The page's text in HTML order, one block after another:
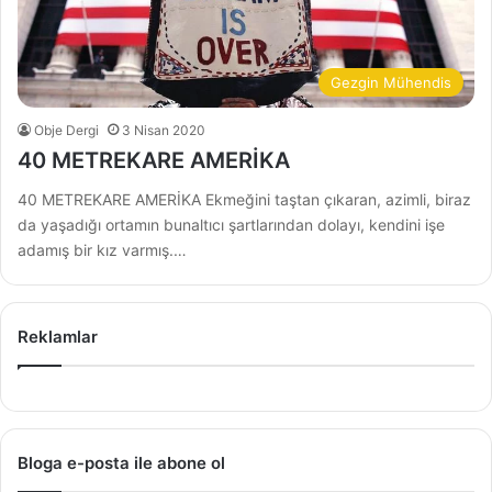
Gezgin Mühendis
Obje Dergi 3 Nisan 2020
40 METREKARE AMERİKA
40 METREKARE AMERİKA Ekmeğini taştan çıkaran, azimli, biraz
da yaşadığı ortamın bunaltıcı şartlarından dolayı, kendini işe
adamış bir kız varmış.…
Reklamlar
Bloga e-posta ile abone ol